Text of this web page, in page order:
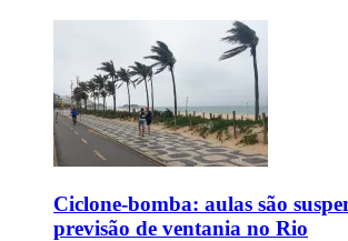
Ciclone-bomba: aulas são
previsão de ventania no Rio